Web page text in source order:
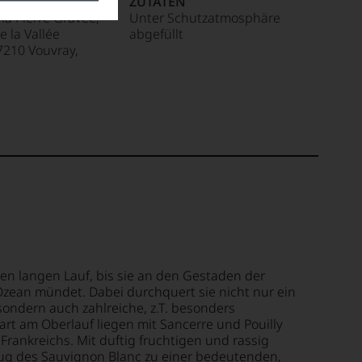
Pierre Gravée,
la Vallée
Vouvray,
Unter Schutzatmosphäre
abgefüllt
langen Lauf, bis sie an den Gestaden der
mündet. Dabei durchquert sie nicht nur ein
auch zahlreiche, z.T. besonders
am Oberlauf liegen mit Sancerre und Pouilly
Mit duftig fruchtigen und rassig
des Sauvignon Blanc zu einer bedeutenden,